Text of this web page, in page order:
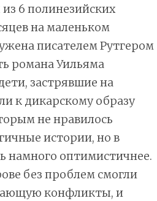
6 полинезийских
на маленьком
писателем Рутгером
романа Уильяма
застрявшие на
к дикарскому образу
не нравилось
истории, но в
намного оптимистичнее.
без проблем смогли
конфликты, и